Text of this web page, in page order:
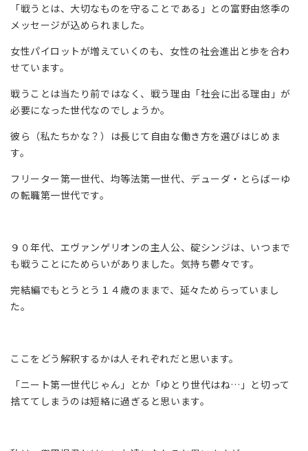
「戦うとは、大切なものを守ることである」との富野由悠季の
メッセージが込められました。
女性パイロットが増えていくのも、女性の社会進出と歩を合わ
せています。
戦うことは当たり前ではなく、戦う理由「社会に出る理由」が
必要になった世代なのでしょうか。
彼ら（私たちかな？）は長じて自由な働き方を選びはじめま
す。
フリーター第一世代、均等法第一世代、デューダ・とらばーゆ
の転職第一世代です。
９０年代、エヴァンゲリオンの主人公、碇シンジは、いつまで
も戦うことにためらいがありました。気持ち鬱々です。
完結編でもとうとう１４歳のままで、延々ためらっていまし
た。
ここをどう解釈するかは人それぞれだと思います。
「ニート第一世代じゃん」とか「ゆとり世代はね…」と切って
捨ててしまうのは短絡に過ぎると思います。